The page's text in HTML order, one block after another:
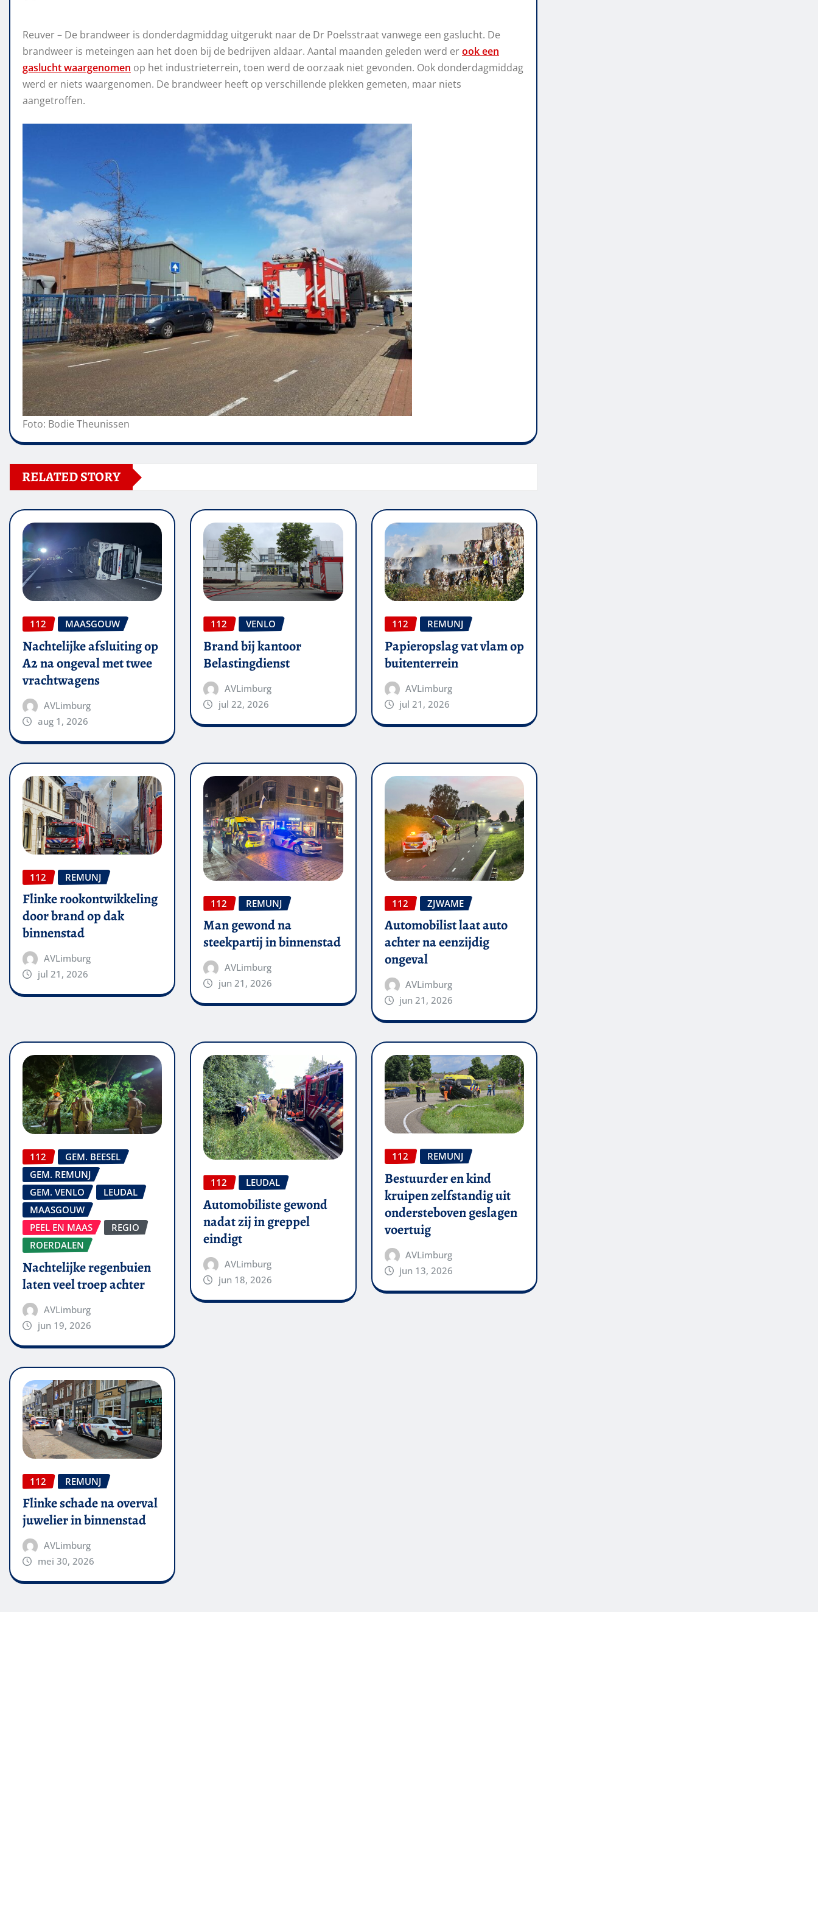
Reuver – De brandweer is donderdagmiddag uitgerukt naar de Dr Poelsstraat vanwege een gaslucht. De
brandweer is meteingen aan het doen bij de bedrijven aldaar. Aantal maanden geleden werd erook een
gaslucht waargenomen op het industrieterrein, toen werd de oorzaak niet gevonden. Ook donderdagmiddag
werd er niets waargenomen. De brandweer heeft op verschillende plekken gemeten, maar niets
aangetroffen.
Foto: Bodie Theunissen
RELATED STORY
112 MAASGOUW
Nachtelijke afsluiting op
A2 na ongeval met twee
vrachtwagens
AVLimburg
aug 1, 2026
112 VENLO
Brand bij kantoor
Belastingdienst
AVLimburg
jul 22, 2026
112 REMUNJ
Papieropslag vat vlam op
buitenterrein
AVLimburg
jul 21, 2026
112 REMUNJ
Flinke rookontwikkeling
door brand op dak
binnenstad
AVLimburg
jul 21, 2026
112 REMUNJ
Man gewond na
steekpartij in binnenstad
AVLimburg
jun 21, 2026
112 ZJWAME
Automobilist laat auto
achter na eenzijdig
ongeval
AVLimburg
jun 21, 2026
112
GEM. BEESEL
GEM. REMUNJ
GEM. VENLO
LEUDAL
MAASGOUW
PEEL EN MAAS
REGIO
ROERDALEN
Nachtelijke regenbuien
laten veel troep achter
AVLimburg
jun 19, 2026
112 LEUDAL
Automobiliste gewond
nadat zij in greppel
eindigt
AVLimburg
jun 18, 2026
112 REMUNJ
Bestuurder en kind
kruipen zelfstandig uit
ondersteboven geslagen
voertuig
AVLimburg
jun 13, 2026
112 REMUNJ
Flinke schade na overval
juwelier in binnenstad
AVLimburg
mei 30, 2026